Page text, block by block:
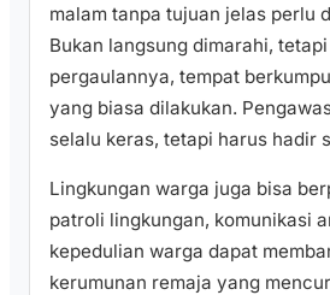
malam tanpa tujuan jelas perlu
Bukan langsung dimarahi,
pergaulannya, tempat
yang biasa dilakukan.
selalu keras, tetapi harus hadir
Lingkungan warga juga bisa
patroli lingkungan, komunikasi
kepedulian warga dapat
kerumunan remaja yang